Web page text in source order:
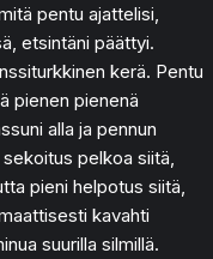
pentu ajattelisi,
etsintäni päättyi.
kerä. Pentu
pienen pienenä
alla ja pennun
pelkoa siitä,
pieni helpotus siitä,
kavahti
suurilla silmillä.